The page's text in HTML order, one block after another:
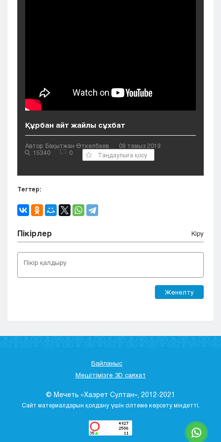
Уральск
Усть-Каменогорск
Құрбан айт жайлы сұхбат
Автор: Бақытжан Өткелбаев
09 тамыз 2019
15340
0 Таңдаулыға қосу
Тегтер:
Пікірлер Кіру
Жөнелту
Байланыс
Мешітімізге 3D саяхат
© Мечеть «Хазрет Султан», 2012-2021
Сайт материалдарын қолдану үшін сілтеме көрсету міндетті.